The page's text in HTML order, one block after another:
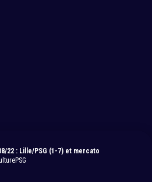
22 : Lille/PSG (1-7) et mercato